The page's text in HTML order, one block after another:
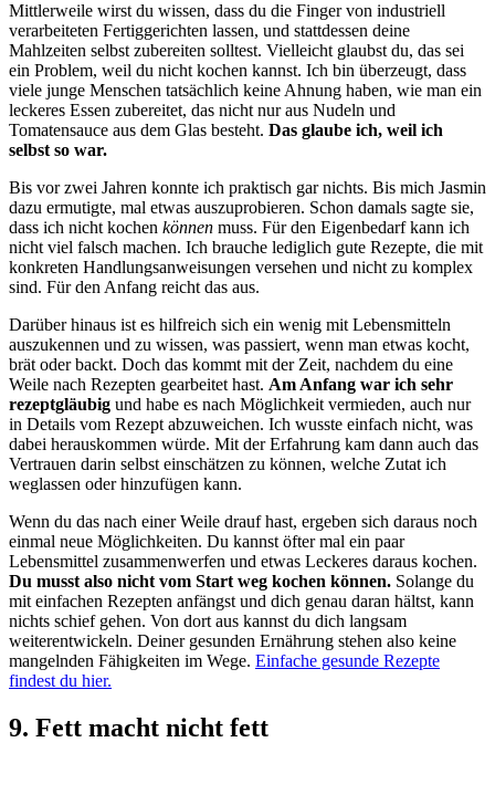
Mittlerweile wirst du wissen, dass du die Finger von industriell
verarbeiteten Fertiggerichten lassen, und stattdessen deine
Mahlzeiten selbst zubereiten solltest. Vielleicht glaubst du, das sei
ein Problem, weil du nicht kochen kannst. Ich bin überzeugt, dass
viele junge Menschen tatsächlich keine Ahnung haben, wie man ein
leckeres Essen zubereitet, das nicht nur aus Nudeln und
Tomatensauce aus dem Glas besteht. Das glaube ich, weil ich
selbst so war.
Bis vor zwei Jahren konnte ich praktisch gar nichts. Bis mich Jasmin
dazu ermutigte, mal etwas auszuprobieren. Schon damals sagte sie,
dass ich nicht kochen können muss. Für den Eigenbedarf kann ich
nicht viel falsch machen. Ich brauche lediglich gute Rezepte, die mit
konkreten Handlungsanweisungen versehen und nicht zu komplex
sind. Für den Anfang reicht das aus.
Darüber hinaus ist es hilfreich sich ein wenig mit Lebensmitteln
auszukennen und zu wissen, was passiert, wenn man etwas kocht,
brät oder backt. Doch das kommt mit der Zeit, nachdem du eine
Weile nach Rezepten gearbeitet hast. Am Anfang war ich sehr
rezeptgläubig und habe es nach Möglichkeit vermieden, auch nur
in Details vom Rezept abzuweichen. Ich wusste einfach nicht, was
dabei herauskommen würde. Mit der Erfahrung kam dann auch das
Vertrauen darin selbst einschätzen zu können, welche Zutat ich
weglassen oder hinzufügen kann.
Wenn du das nach einer Weile drauf hast, ergeben sich daraus noch
einmal neue Möglichkeiten. Du kannst öfter mal ein paar
Lebensmittel zusammenwerfen und etwas Leckeres daraus kochen.
Du musst also nicht vom Start weg kochen können. Solange du
mit einfachen Rezepten anfängst und dich genau daran hältst, kann
nichts schief gehen. Von dort aus kannst du dich langsam
weiterentwickeln. Deiner gesunden Ernährung stehen also keine
mangelnden Fähigkeiten im Wege. Einfache gesunde Rezepte
findest du hier.
9. Fett macht nicht fett